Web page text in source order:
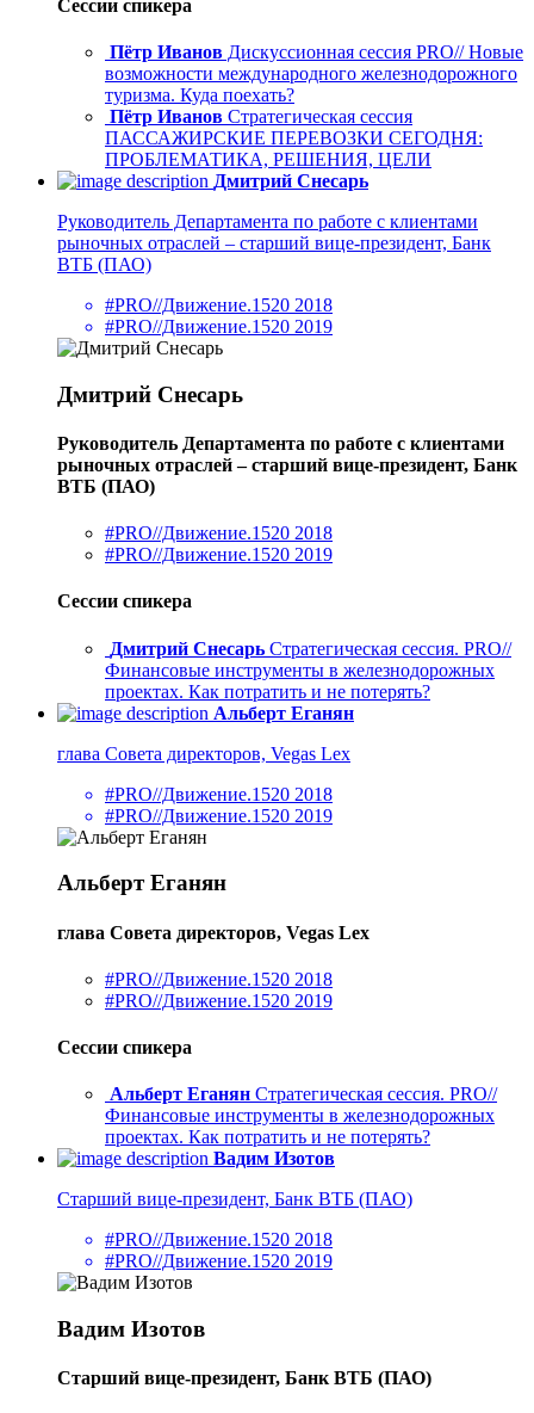
Сессии спикера
Пётр Иванов Дискуссионная сессия PRO// Новые
возможности международного железнодорожного
туризма. Куда поехать?
Пётр Иванов Стратегическая сессия
ПАССАЖИРСКИЕ ПЕРЕВОЗКИ СЕГОДНЯ:
ПРОБЛЕМАТИКА, РЕШЕНИЯ, ЦЕЛИ
Дмитрий Снесарь
Руководитель Департамента по работе с клиентами
рыночных отраслей – старший вице-президент, Банк
ВТБ (ПАО)
#PRO//Движение.1520 2018
#PRO//Движение.1520 2019
Дмитрий Снесарь
Руководитель Департамента по работе с клиентами
рыночных отраслей – старший вице-президент, Банк
ВТБ (ПАО)
#PRO//Движение.1520 2018
#PRO//Движение.1520 2019
Сессии спикера
Дмитрий Снесарь Стратегическая сессия. PRO//
Финансовые инструменты в железнодорожных
проектах. Как потратить и не потерять?
Альберт Еганян
глава Совета директоров, Vegas Lex
#PRO//Движение.1520 2018
#PRO//Движение.1520 2019
Альберт Еганян
глава Совета директоров, Vegas Lex
#PRO//Движение.1520 2018
#PRO//Движение.1520 2019
Сессии спикера
Альберт Еганян Стратегическая сессия. PRO//
Финансовые инструменты в железнодорожных
проектах. Как потратить и не потерять?
Вадим Изотов
Старший вице-президент, Банк ВТБ (ПАО)
#PRO//Движение.1520 2018
#PRO//Движение.1520 2019
Вадим Изотов
Старший вице-президент, Банк ВТБ (ПАО)